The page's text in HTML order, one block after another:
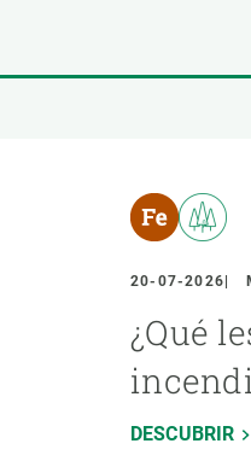
20-07-2026
¿Qué
DESCUBRIR